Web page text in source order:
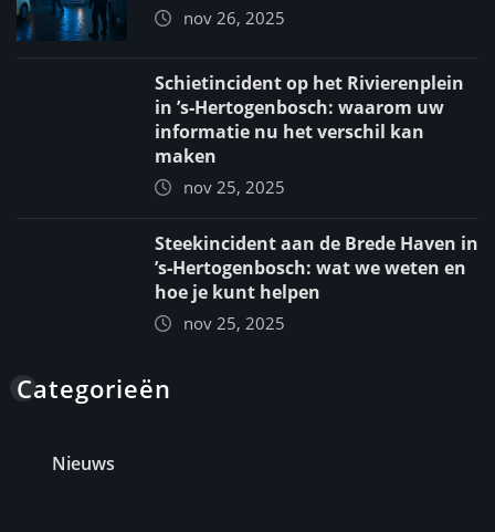
nov 26, 2025
Schietincident op het Rivierenplein
in ’s‑Hertogenbosch: waarom uw
informatie nu het verschil kan
maken
nov 25, 2025
Steekincident aan de Brede Haven in
’s‑Hertogenbosch: wat we weten en
hoe je kunt helpen
nov 25, 2025
Categorieën
Nieuws